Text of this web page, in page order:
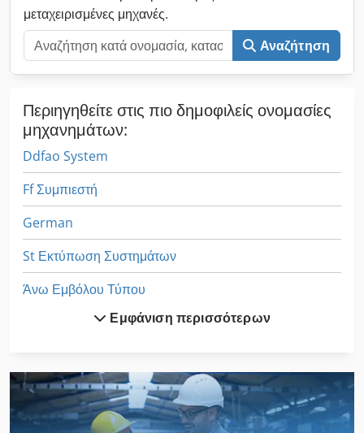
μεταχειρισμένες μηχανές.
Αναζήτηση
Περιηγηθείτε στις πιο δημοφιλείς ονομασίες
μηχανημάτων:
Ddfao System
Ff Συμπιεστή
German
St Εκτύπωση Συστημάτων
Άνω Εμβόλου Τύπου
Ένωση Με Εντορμία Μηχάνημα
Αρχίζει Με Στοίβα
Είδα Άξονα Διαμέτρου 30 Mm
Εμφάνιση περισσότερων